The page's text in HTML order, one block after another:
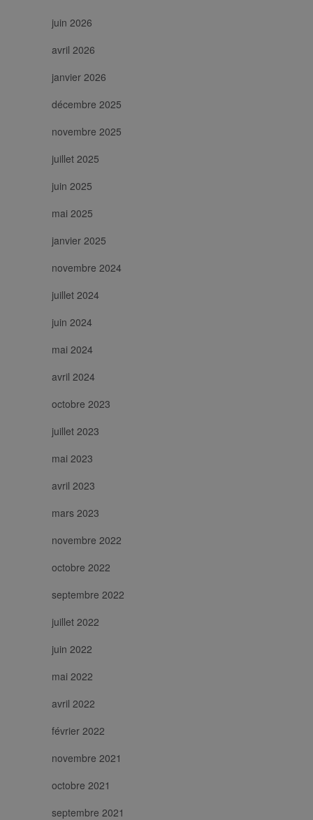
juin 2026
avril 2026
janvier 2026
décembre 2025
novembre 2025
juillet 2025
juin 2025
mai 2025
janvier 2025
novembre 2024
juillet 2024
juin 2024
mai 2024
avril 2024
octobre 2023
juillet 2023
mai 2023
avril 2023
mars 2023
novembre 2022
octobre 2022
septembre 2022
juillet 2022
juin 2022
mai 2022
avril 2022
février 2022
novembre 2021
octobre 2021
septembre 2021